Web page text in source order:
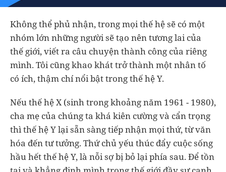
Không thể phủ nhận, trong mọi thế hệ sẽ có một
nhóm lớn những người sẽ tạo nên tương lai của
thế giới, viết ra câu chuyện thành công của riêng
mình. Tôi cũng khao khát trở thành một nhân tố
có ích, thậm chí nổi bật trong thế hệ Y.
Nếu thế hệ X (sinh trong khoảng năm 1961 - 1980),
cha mẹ của chúng ta khá kiên cường và cẩn trọng
thì thế hệ Y lại sẵn sàng tiếp nhận mọi thứ, từ văn
hóa đến tư tưởng. Thứ chủ yếu thúc đẩy cuộc sống
hầu hết thế hệ Y, là nỗi sợ bị bỏ lại phía sau. Để tồn